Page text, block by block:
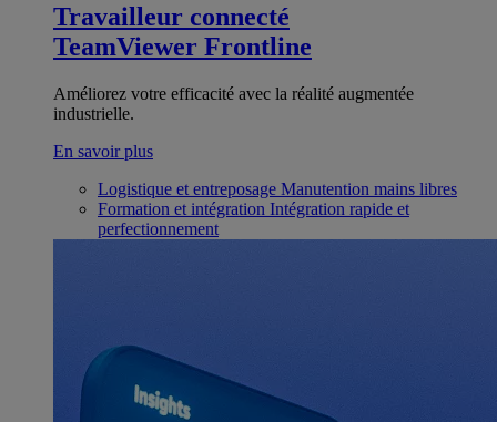
Travailleur connecté
TeamViewer Frontline
Améliorez votre efficacité avec la réalité augmentée
industrielle.
En savoir plus
Logistique et entreposage Manutention mains libres
Formation et intégration Intégration rapide et
perfectionnement